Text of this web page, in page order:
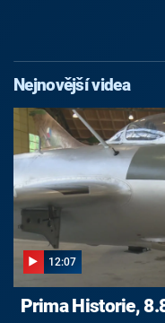
Nejnovější videa
12:07
Prima Historie,